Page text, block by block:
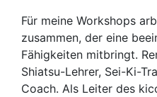
Für meine Workshops
zusammen, der eine
Fähigkeiten mitbringt.
Shiatsu-Lehrer, Sei-Ki-
Coach. Als Leiter des